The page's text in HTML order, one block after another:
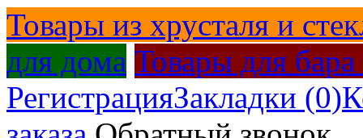
Товары из хрусталя и
для дома Товары для бара
РегистрацияЗакладки (0)